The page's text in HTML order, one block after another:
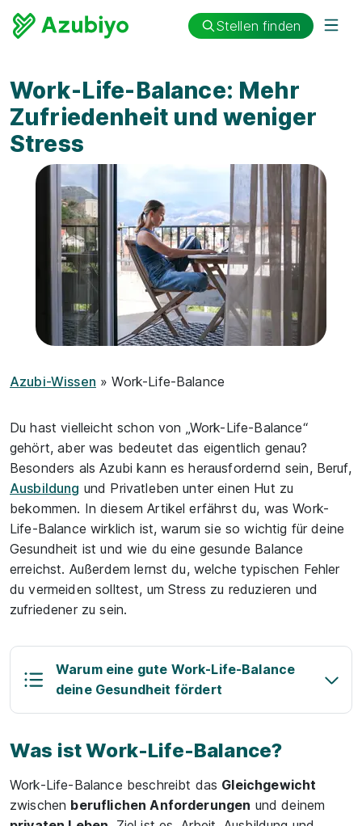
Stellen finden
Work-Life-Balance: Mehr
Zufriedenheit und weniger
Stress
Azubi-Wissen » Work-Life-Balance
Du hast vielleicht schon von „Work-Life-Balance“
gehört, aber was bedeutet das eigentlich genau?
Besonders als Azubi kann es herausfordernd sein, Beruf,
Ausbildung und Privatleben unter einen Hut zu
bekommen. In diesem Artikel erfährst du, was Work-
Life-Balance wirklich ist, warum sie so wichtig für deine
Gesundheit ist und wie du eine gesunde Balance
erreichst. Außerdem lernst du, welche typischen Fehler
du vermeiden solltest, um Stress zu reduzieren und
zufriedener zu sein.
Warum eine gute Work-Life-Balance
deine Gesundheit fördert
Was ist Work-Life-Balance?
Work-Life-Balance beschreibt das Gleichgewicht
zwischen beruflichen Anforderungen und deinem